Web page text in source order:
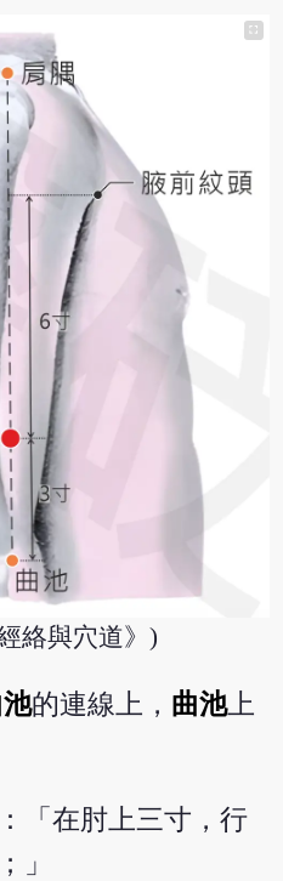
絡與穴道》)
的連線上， 曲池上
「在肘上三寸，行
」